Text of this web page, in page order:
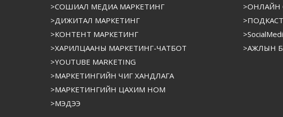
>СОШИАЛ МЕДИА МАРКЕТИНГ
>ДИЖИТАЛ МАРКЕТИНГ
>КОНТЕНТ МАРКЕТИНГ
>ХАРИЛЦААНЫ МАРКЕТИНГ-ЧАТБОТ
>YOUTUBE MARKETING
>МАРКЕТИНГИЙН ЧИГ ХАНДЛАГА
>МАРКЕТИНГИЙН ЦАХИМ НОМ
>МЭДЭЭ
>ОНЛАЙН
>ПОДКАСТ
>АЖЛЫН